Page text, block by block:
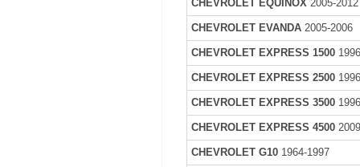
CHEVROLET EQUINOX2005-2012
CHEVROLET EVANDA 2005-2006
CHEVROLET EXPRESS 1500
CHEVROLET EXPRESS 2500
CHEVROLET EXPRESS 3500
CHEVROLET EXPRESS 4500
CHEVROLET G10 1964-1997